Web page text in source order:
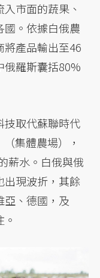
市面的蔬果、
國。依據白俄農
將產品輸出至46
俄羅斯囊括80%
技取代蘇聯時代
集體農場），
薪水。白俄與俄
出現波折，其餘
亞、德國，及